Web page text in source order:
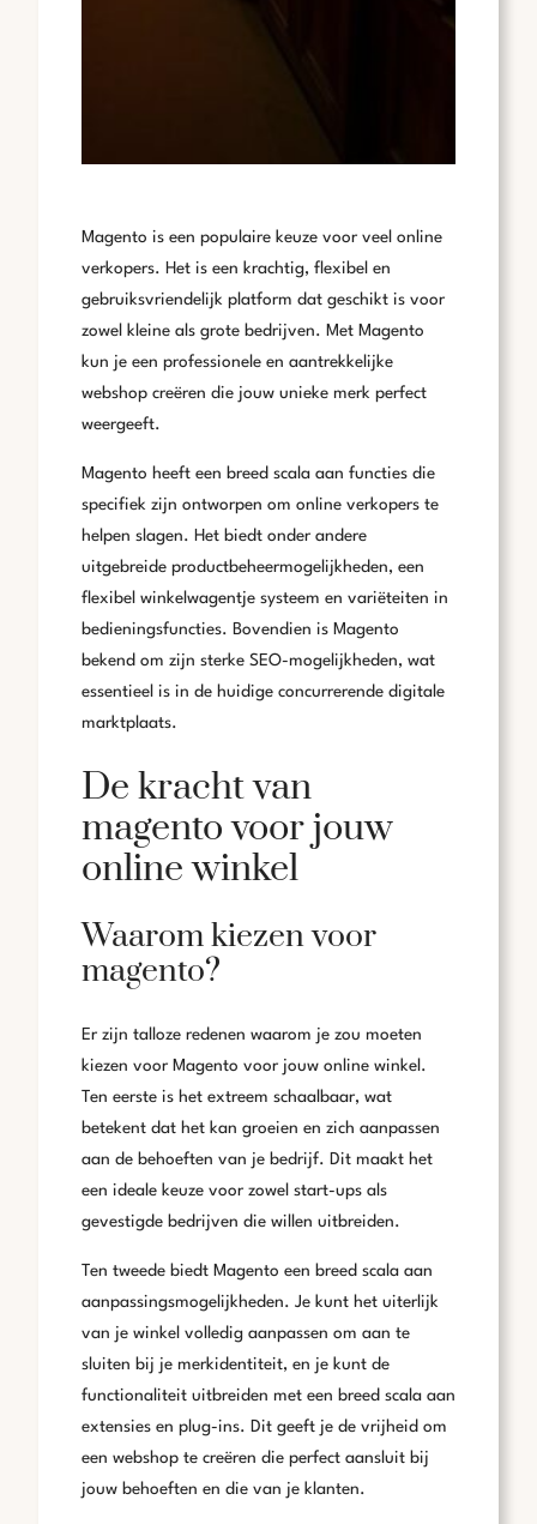
Magento is een populaire keuze voor veel online
verkopers. Het is een krachtig, flexibel en
gebruiksvriendelijk platform dat geschikt is voor
zowel kleine als grote bedrijven. Met Magento
kun je een professionele en aantrekkelijke
webshop creëren die jouw unieke merk perfect
weergeeft.
Magento heeft een breed scala aan functies die
specifiek zijn ontworpen om online verkopers te
helpen slagen. Het biedt onder andere
uitgebreide productbeheermogelijkheden, een
flexibel winkelwagentje systeem en variëteiten in
bedieningsfuncties. Bovendien is Magento
bekend om zijn sterke SEO-mogelijkheden, wat
essentieel is in de huidige concurrerende digitale
marktplaats.
De kracht van
magento voor jouw
online winkel
Waarom kiezen voor
magento?
Er zijn talloze redenen waarom je zou moeten
kiezen voor Magento voor jouw online winkel.
Ten eerste is het extreem schaalbaar, wat
betekent dat het kan groeien en zich aanpassen
aan de behoeften van je bedrijf. Dit maakt het
een ideale keuze voor zowel start-ups als
gevestigde bedrijven die willen uitbreiden.
Ten tweede biedt Magento een breed scala aan
aanpassingsmogelijkheden. Je kunt het uiterlijk
van je winkel volledig aanpassen om aan te
sluiten bij je merkidentiteit, en je kunt de
functionaliteit uitbreiden met een breed scala aan
extensies en plug-ins. Dit geeft je de vrijheid om
een webshop te creëren die perfect aansluit bij
jouw behoeften en die van je klanten.